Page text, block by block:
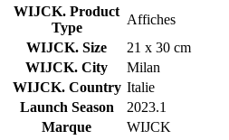
WIJCK. Product
Type
Affiches
WIJCK. Size
21 x 30 cm
WIJCK. City
Milan
WIJCK. Country Italie
Launch Season
2023.1
Marque
WIJCK